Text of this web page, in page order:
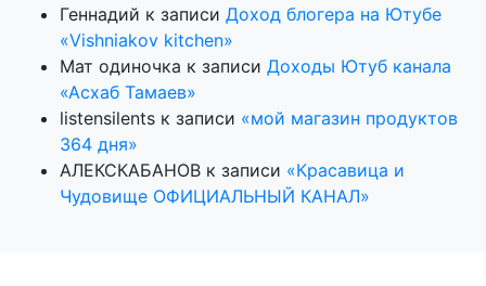
Геннадий к записи Доход блогера на Ютубе
«Vishniakov kitchen»
Мат одиночка к записи Доходы Ютуб канала
«Асхаб Тамаев»
listensilents к записи «мой магазин продуктов
364 дня»
АЛЕКСКАБАНОВ к записи «Красавица и
Чудовище ОФИЦИАЛЬНЫЙ КАНАЛ»